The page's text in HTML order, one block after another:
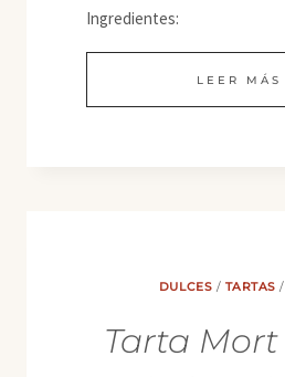
Ingredientes:
LEER MÁS
DULCES / TARTAS
Tarta